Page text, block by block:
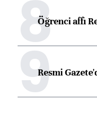
8Öğrenci affı
9
Resmi